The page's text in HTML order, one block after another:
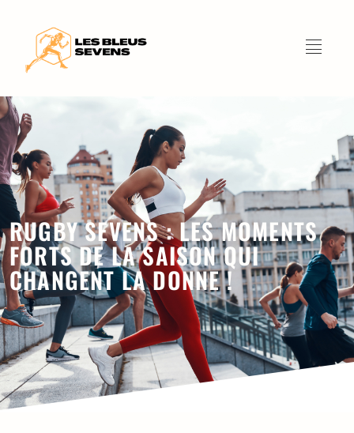
RUGBY SEVENS : LES MOMENTS
FORTS DE LA SAISON QUI
CHANGENT LA DONNE !